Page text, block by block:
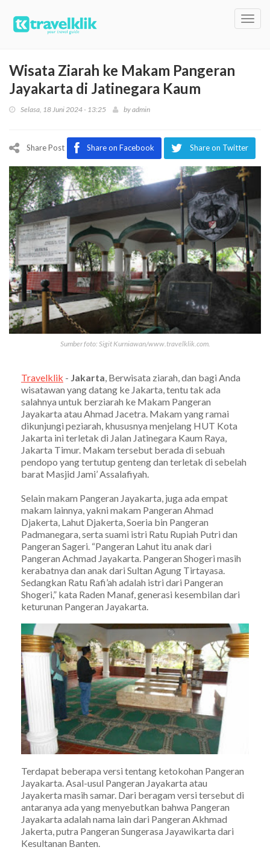
Wisata Ziarah ke Makam Pangeran
Jayakarta di Jatinegara Kaum
Selasa, 18 Juni 2024 - 13:25 byadmin
Share Post Share on Facebook Share on Twitter
Sumber foto: Sigit Kurniawan/www.travelklik.com.
Travelklik - Jakarta, Berwisata ziarah, dan bagi Anda
wisatawan yang datang ke Jakarta, tentu tak ada
salahnya untuk berziarah ke Makam Pangeran
Jayakarta atau Ahmad Jacetra. Makam yang ramai
dikunjungi peziarah, khususnya menjelang HUT Kota
Jakarta ini terletak di Jalan Jatinegara Kaum Raya,
Jakarta Timur. Makam tersebut berada di sebuah
pendopo yang tertutup genteng dan terletak di sebelah
barat Masjid Jami’ Assalafiyah.
Selain makam Pangeran Jayakarta, juga ada empat
makam lainnya, yakni makam Pangeran Ahmad
Djakerta, Lahut Djakerta, Soeria bin Pangeran
Padmanegara, serta suami istri Ratu Rupiah Putri dan
Pangeran Sageri. “Pangeran Lahut itu anak dari
Pangeran Achmad Jayakarta. Pangeran Shogeri masih
kerabatnya dan anak dari Sultan Agung Tirtayasa.
Sedangkan Ratu Rafi’ah adalah istri dari Pangeran
Shogeri,” kata Raden Manaf, generasi kesembilan dari
keturunan Pangeran Jayakarta.
Terdapat beberapa versi tentang ketokohan Pangeran
Jayakarta. Asal-usul Pangeran Jayakarta atau
Jayakerta masih samar. Dari beragam versi tersebut di
antaranya ada yang menyebutkan bahwa Pangeran
Jayakarta adalah nama lain dari Pangeran Akhmad
Jakerta, putra Pangeran Sungerasa Jayawikarta dari
Kesultanan Banten.